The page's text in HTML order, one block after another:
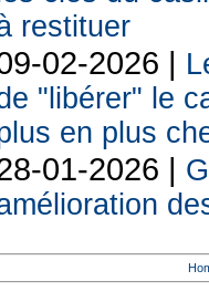
restituer
02-2026 |
"libérer" le
en plus
01-2026 |